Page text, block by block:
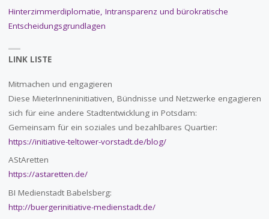
Hinterzimmerdiplomatie, Intransparenz und bürokratische
Entscheidungsgrundlagen
LINK LISTE
Mitmachen und engagieren
Diese MieterInneninitiativen, Bündnisse und Netzwerke engagieren
sich für eine andere Stadtentwicklung in Potsdam:
Gemeinsam für ein soziales und bezahlbares Quartier:
https://initiative-teltower-vorstadt.de/blog/
AStAretten
https://astaretten.de/
BI Medienstadt Babelsberg:
http://buergerinitiative-medienstadt.de/